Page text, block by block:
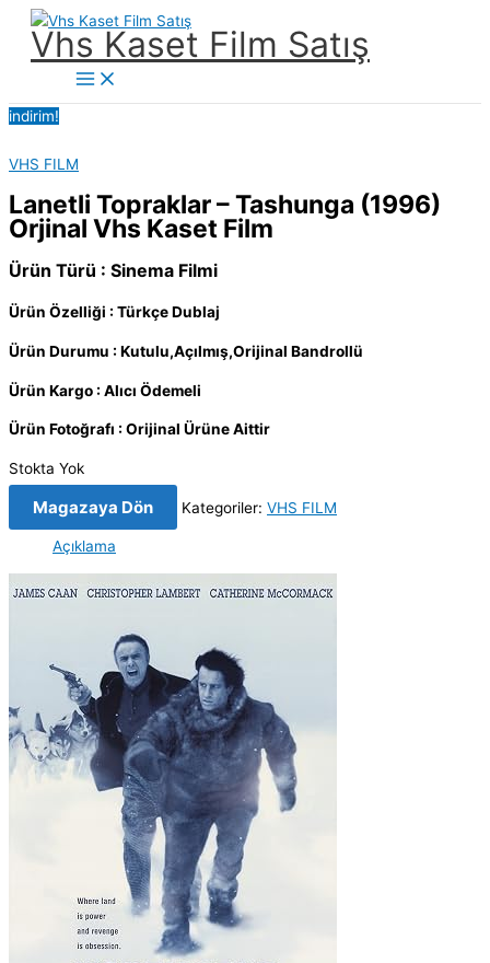
İçeriğe
Vhs Kaset Film Satış
Main
Menu
indirim!
VHS FILM
Lanetli Topraklar – Tashunga (1996)
Orjinal Vhs Kaset Film
Ürün Türü : Sinema Filmi
Ürün Özelliği : Türkçe Dublaj
Ürün Durumu : Kutulu,Açılmış,Orijinal Bandrollü
Ürün Kargo : Alıcı Ödemeli
Ürün Fotoğrafı : Orijinal Ürüne Aittir
Stokta Yok
Magazaya Dön Kategoriler: VHS FILM
Açıklama